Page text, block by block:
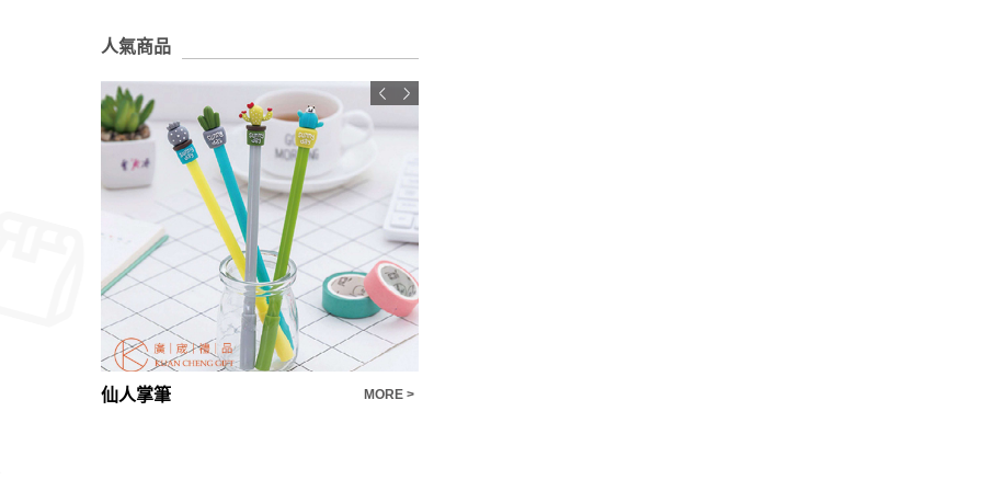
人氣商品
仙人掌筆 MORE >